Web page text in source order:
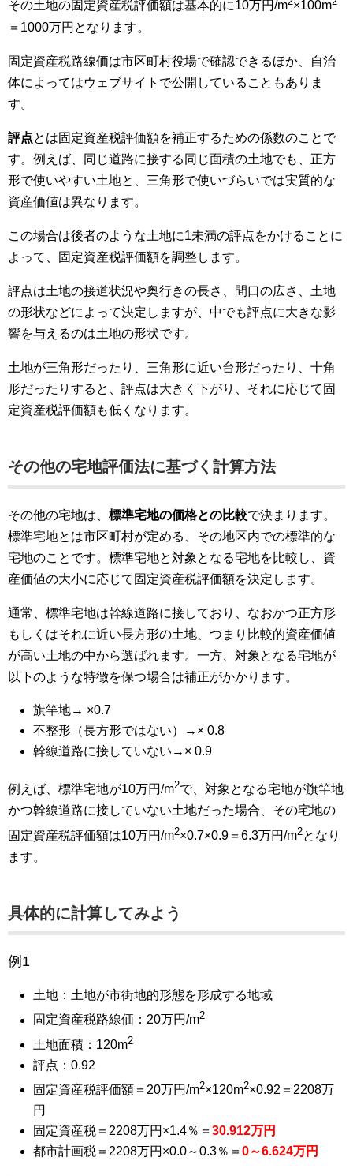
その土地の固定資産税評価額は基本的に10万円/m ×100m
＝1000万円となります。
固定資産税路線価は市区町村役場で確認できるほか、自治
体によってはウェブサイトで公開していることもありま
す。
評点とは固定資産税評価額を補正するための係数のことで
す。例えば、同じ道路に接する同じ面積の土地でも、正方
形で使いやすい土地と、三角形で使いづらいでは実質的な
資産価値は異なります。
この場合は後者のような土地に1未満の評点をかけることに
よって、固定資産税評価額を調整します。
評点は土地の接道状況や奥行きの長さ、間口の広さ、土地
の形状などによって決定しますが、中でも評点に大きな影
響を与えるのは土地の形状です。
土地が三角形だったり、三角形に近い台形だったり、十角
形だったりすると、評点は大きく下がり、それに応じて固
定資産税評価額も低くなります。
その他の宅地評価法に基づく計算方法
その他の宅地は、 標準宅地の価格との比較で決まります。
標準宅地とは市区町村が定める、その地区内での標準的な
宅地のことです。標準宅地と対象となる宅地を比較し、資
産価値の大小に応じて固定資産税評価額を決定します。
通常、標準宅地は幹線道路に接しており、なおかつ正方形
もしくはそれに近い長方形の土地、つまり比較的資産価値
が高い土地の中から選ばれます。一方、対象となる宅地が
以下のような特徴を保つ場合は補正がかかります。
旗竿地→ ×0.7
不整形（長方形ではない）→× 0.8
幹線道路に接していない→× 0.9
例えば、標準宅地が10万円/m2で、対象となる宅地が旗竿地
かつ幹線道路に接していない土地だった場合、その宅地の
固定資産税評価額は10万円/m2×0.7×0.9＝6.3万円/m2となり
ます。
具体的に計算してみよう
例1
土地：土地が市街地的形態を形成する地域
固定資産税路線価：20万円/m2
土地面積：120m2
評点：0.92
固定資産税評価額＝20万円/m2×120m2×0.92＝2208万
円
固定資産税＝2208万円×1.4％＝ 30.912万円
都市計画税＝2208万円×0.0～0.3％＝ 0～6.624万円